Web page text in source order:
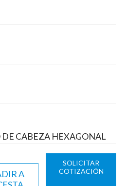
CABEZA HEXAGONAL
A
SOLICITAR
COTIZACIÓN